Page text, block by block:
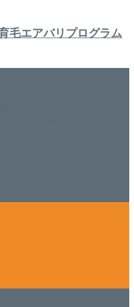
毛エアバリプログラム